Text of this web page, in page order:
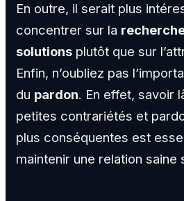
En outre, il serait plus
concentrer sur la
solutions plutôt que sur
Enfin, n’oubliez pas
du pardon. En effet, savoir
petites contrariétés et
plus conséquentes est
maintenir une relation saine